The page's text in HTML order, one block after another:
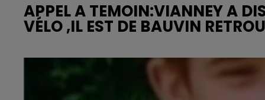
APPEL A TEMOIN:VIANNEY A
VÉLO ,IL EST DE BAUVIN